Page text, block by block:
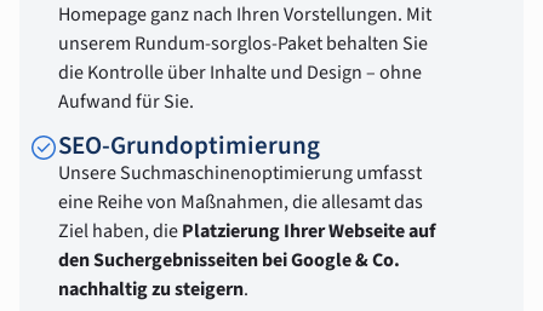
Homepage ganz nach Ihren Vorstellungen. Mit
unserem Rundum-sorglos-Paket behalten Sie
die Kontrolle über Inhalte und Design – ohne
Aufwand für Sie.
SEO-Grundoptimierung
Unsere Suchmaschinenoptimierung umfasst
eine Reihe von Maßnahmen, die allesamt das
Ziel haben, diePlatzierung Ihrer Webseite auf
den Suchergebnisseiten bei Google & Co.
nachhaltig zu steigern.